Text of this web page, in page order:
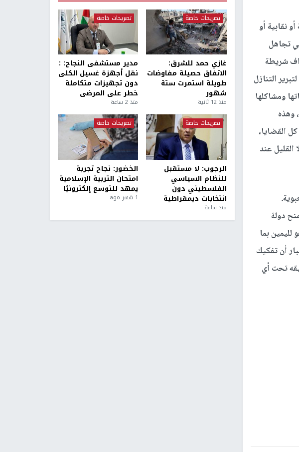
أو نقابية أو
تجاهل
شريطة
التنازل
1948 لإيجاد حلول لأزماتها ومشاكلها
وهذه
القضايا،
القليل عند
دولة
لليمين بما
أن تفكيك
تحت أي
تصريحات خاصة
غازي حمد للشرق:
الاتفاق حصيلة مفاوضات
طويلة استمرت ستة
شهور
منذ 12 ثانية
تصريحات خاصة
مدير مستشفى النجاح: :
نقل أجهزة غسيل الكلى
دون تجهيزات متكاملة
خطر على المرضى
منذ 2 ساعة
تصريحات خاصة
الرجوب: لا مستقبل
للنظام السياسي
الفلسطيني دون
انتخابات ديمقراطية
منذ ساعة
تصريحات خاصة
الخضور: نجاح تجربة
امتحان التربية الإسلامية
يمهد للتوسع إلكترونيًا
1 شهر ago